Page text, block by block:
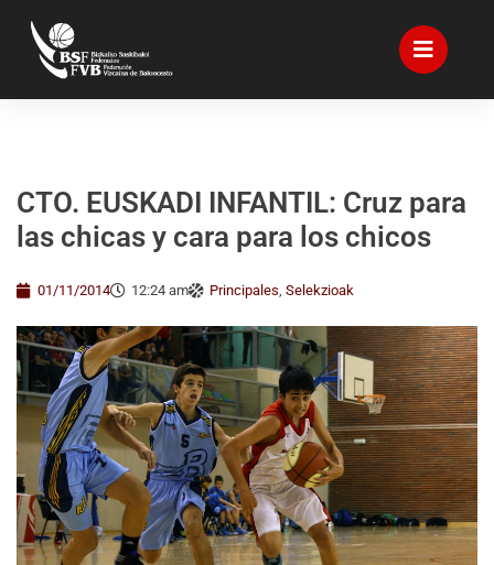
CTO. EUSKADI INFANTIL: Cruz para
las chicas y cara para los chicos
01/11/2014 12:24 am Principales, Selekzioak